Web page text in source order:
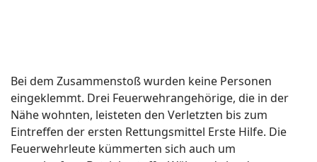
Bei dem Zusammenstoß wurden keine Personen
eingeklemmt. Drei Feuerwehrangehörige, die in der
Nähe wohnten, leisteten den Verletzten bis zum
Eintreffen der ersten Rettungsmittel Erste Hilfe. Die
Feuerwehrleute kümmerten sich auch um